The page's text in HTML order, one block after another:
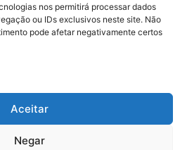
nos permitirá processar dados
ou IDs exclusivos neste site. Não
pode afetar negativamente certos
Aceitar
Negarreservados – Hospital da